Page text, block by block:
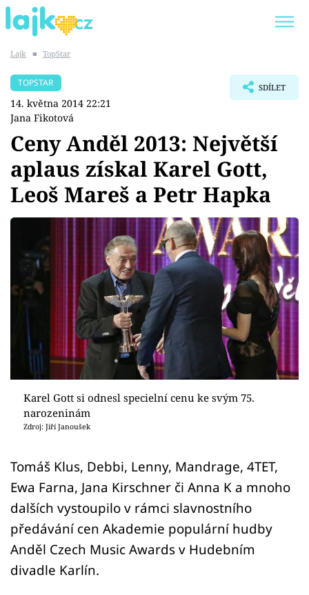
SHOPAHOLICADEL
Témata
Showbyznys
Youtubeři
Virály
Sex a vztahy
Videa
Sledujte prima+
Přihlášení
Sledujte nás
Lajk ■ TopStar
TOPSTAR
14. května 2014 22:21
Jana Fikotová
SDÍLET
Ceny Anděl 2013: Největší
aplaus získal Karel Gott,
Leoš Mareš a Petr Hapka
Karel Gott si odnesl specielní cenu ke svým 75.
narozeninám
Zdroj: Jiří Janoušek
Tomáš Klus, Debbi, Lenny, Mandrage, 4TET,
Ewa Farna, Jana Kirschner či Anna K a mnoho
dalších vystoupilo v rámci slavnostního
předávání cen Akademie populární hudby
Anděl Czech Music Awards v Hudebním
divadle Karlín.